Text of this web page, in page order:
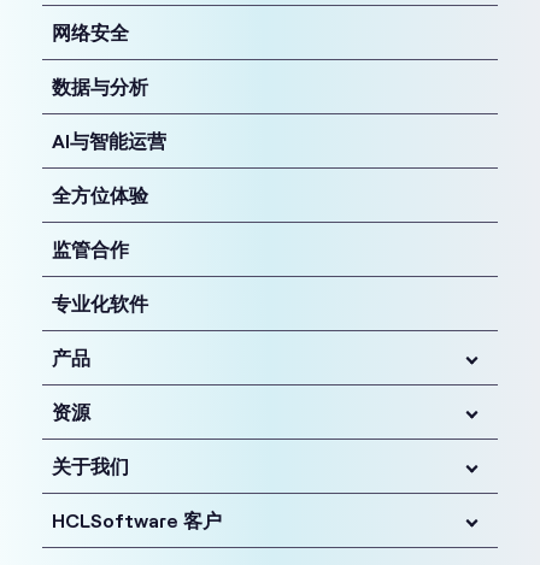
网络安全
数据与分析
AI与智能运营
全方位体验
监管合作
专业化软件
产品
资源
关于我们
HCLSoftware 客户